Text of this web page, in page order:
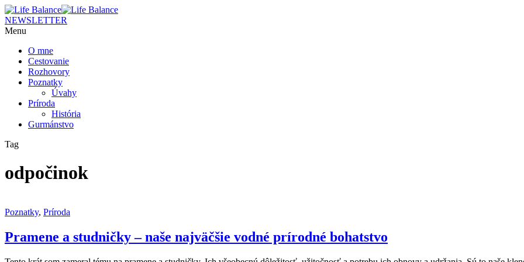
NEWSLETTER
Menu
O mne
Cestovanie
Rozhovory
Poznatky
Úvahy
Príroda
História
Gurmánstvo
Tag
odpočinok
Poznatky, Príroda
Pramene a studničky – naše najväčšie vodné prírodné bohatstvo